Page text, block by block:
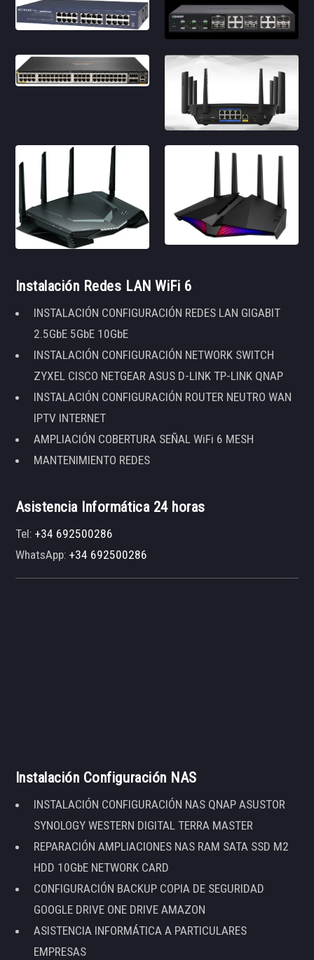
Instalación Redes LAN WiFi 6
INSTALACIÓN CONFIGURACIÓN REDES LAN GIGABIT
2.5GbE 5GbE 10GbE
INSTALACIÓN CONFIGURACIÓN NETWORK SWITCH
ZYXEL CISCO NETGEAR ASUS D-LINK TP-LINK QNAP
INSTALACIÓN CONFIGURACIÓN ROUTER NEUTRO WAN
IPTV INTERNET
AMPLIACIÓN COBERTURA SEÑAL WiFi 6 MESH
MANTENIMIENTO REDES
Asistencia Informática 24 horas
Tel:+34 692500286
WhatsApp:+34 692500286
Instalación Configuración NAS
INSTALACIÓN CONFIGURACIÓN NAS QNAP ASUSTOR
SYNOLOGY WESTERN DIGITAL TERRA MASTER
REPARACIÓN AMPLIACIONES NAS RAM SATA SSD M2
HDD 10GbE NETWORK CARD
CONFIGURACIÓN BACKUP COPIA DE SEGURIDAD
GOOGLE DRIVE ONE DRIVE AMAZON
ASISTENCIA INFORMÁTICA A PARTICULARES
EMPRESAS